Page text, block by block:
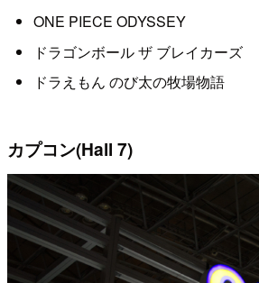
ONE PIECE ODYSSEY
ドラゴンボール ザ ブレイカーズ
ドラえもん のび太の牧場物語
カプコン(Hall 7)